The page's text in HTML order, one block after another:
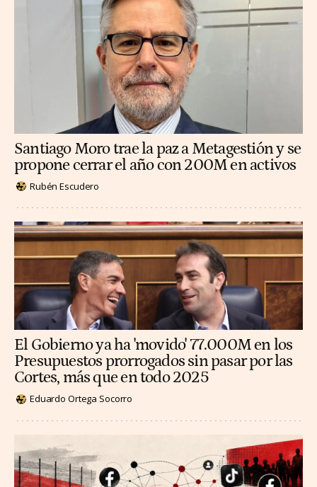
Santiago Moro trae la paz a Metagestión y se
propone cerrar el año con 200M en activos
Rubén Escudero
El Gobierno ya ha 'movido' 77.000M en los
Presupuestos prorrogados sin pasar por las
Cortes, más que en todo 2025
Eduardo Ortega Socorro